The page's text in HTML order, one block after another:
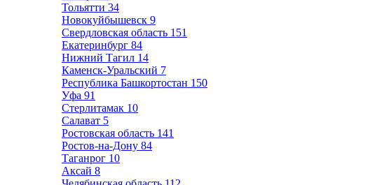
Тольятти 34
Новокуйбышевск 9
Свердловская область 151
Екатеринбург 84
Нижний Тагил 14
Каменск-Уральский 7
Республика Башкортостан 150
Уфа 91
Стерлитамак 10
Салават 5
Ростовская область 141
Ростов-на-Дону 84
Таганрог 10
Аксай 8